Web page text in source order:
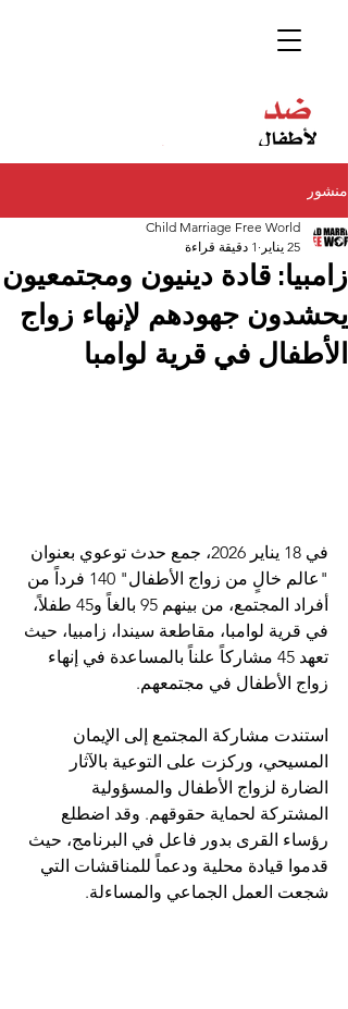
منشور
زامبيا: قادة دينيون ومجتمعيون
يحشدون جهودهم لإنهاء زواج
الأطفال في قرية لوامبا
Child Marriage Free World
25 يناير
1 دقيقة قراءة
في 18 يناير 2026، جمع حدث توعوي بعنوان
"عالم خالٍ من زواج الأطفال" 140 فرداً من
أفراد المجتمع، من بينهم 95 بالغاً و45 طفلاً،
في قرية لوامبا، مقاطعة سيندا، زامبيا، حيث
تعهد 45 مشاركاً علناً بالمساعدة في إنهاء
زواج الأطفال في مجتمعهم.
استندت مشاركة المجتمع إلى الإيمان
المسيحي، وركزت على التوعية بالآثار
الضارة لزواج الأطفال والمسؤولية
المشتركة لحماية حقوقهم. وقد اضطلع
رؤساء القرى بدور فاعل في البرنامج، حيث
قدموا قيادة محلية ودعماً للمناقشات التي
شجعت العمل الجماعي والمساءلة.